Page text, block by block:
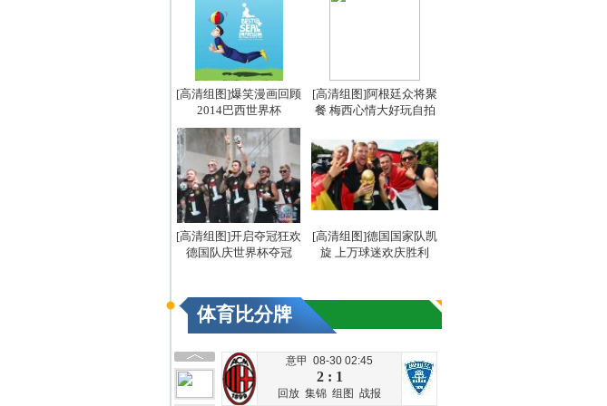
[高清组图]爆笑漫画回顾
2014巴西世界杯
[高清组图]阿根廷众将聚
餐 梅西心情大好玩自拍
[高清组图]开启夺冠狂欢
德国队庆世界杯夺冠
[高清组图]德国国家队凯
旋 上万球迷欢庆胜利
体育比分牌
意甲 08-30 02:45
2 : 1
回放 集锦 组图 战报